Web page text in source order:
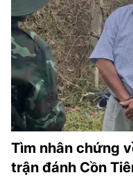
Tìm nhân chứng
trận đánh Cồn